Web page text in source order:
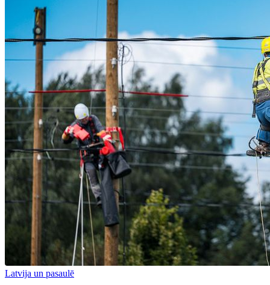
Latvija un pasaulē